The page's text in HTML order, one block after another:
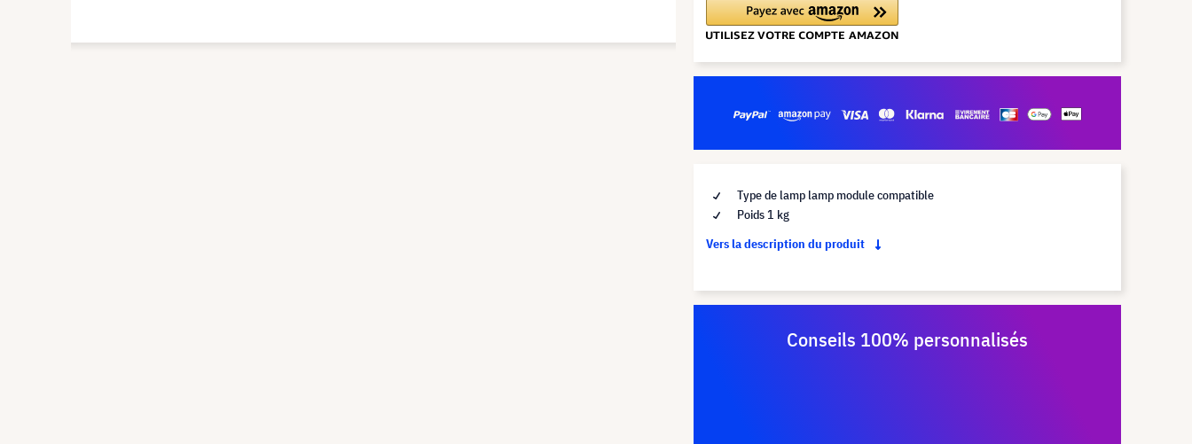
Type de lamp lamp module compatible
Poids 1 kg
Vers la description du produit
Conseils 100% personnalisés